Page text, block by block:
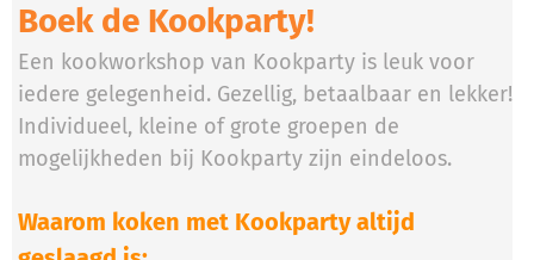
Boek de Kookparty!
Een kookworkshop van Kookparty is leuk voor
iedere gelegenheid. Gezellig, betaalbaar en lekker!
Individueel, kleine of grote groepen de
mogelijkheden bij Kookparty zijn eindeloos.
Waarom koken met Kookparty altijd